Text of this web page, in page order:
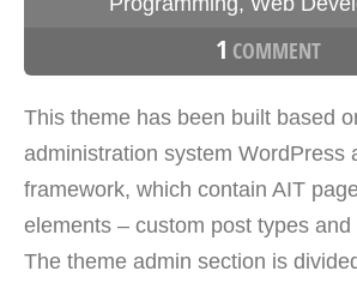
1 COMMENT
This theme has been built based
administration system WordPress
framework, which contain AIT
elements – custom post types
The theme admin section is